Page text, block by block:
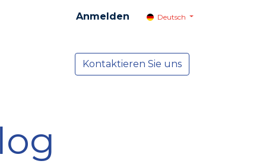
Anmelden Deutsch
NEWS
Kontaktieren Sie uns